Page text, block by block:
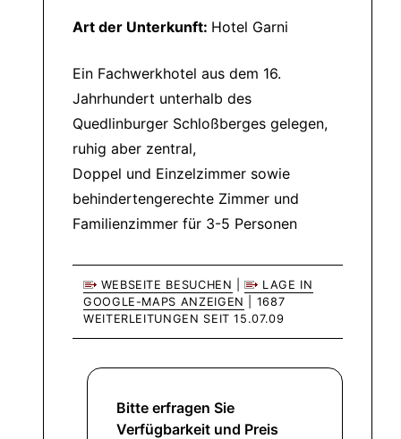
Art der Unterkunft: Hotel Garni
Ein Fachwerkhotel aus dem 16.
Jahrhundert unterhalb des
Quedlinburger Schloßberges gelegen,
ruhig aber zentral,
Doppel und Einzelzimmer sowie
behindertengerechte Zimmer und
Familienzimmer für 3-5 Personen
WEBSEITE BESUCHEN |
LAGE IN
GOOGLE-MAPS ANZEIGEN
| 1687
WEITERLEITUNGEN SEIT 15.07.09
Bitte erfragen Sie
Verfügbarkeit und Preis